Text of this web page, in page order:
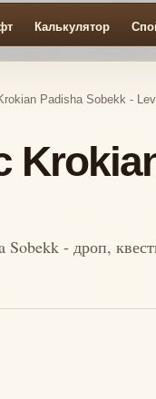
Калькулятор
Padisha Sobekk -
Sobekk - дроп,